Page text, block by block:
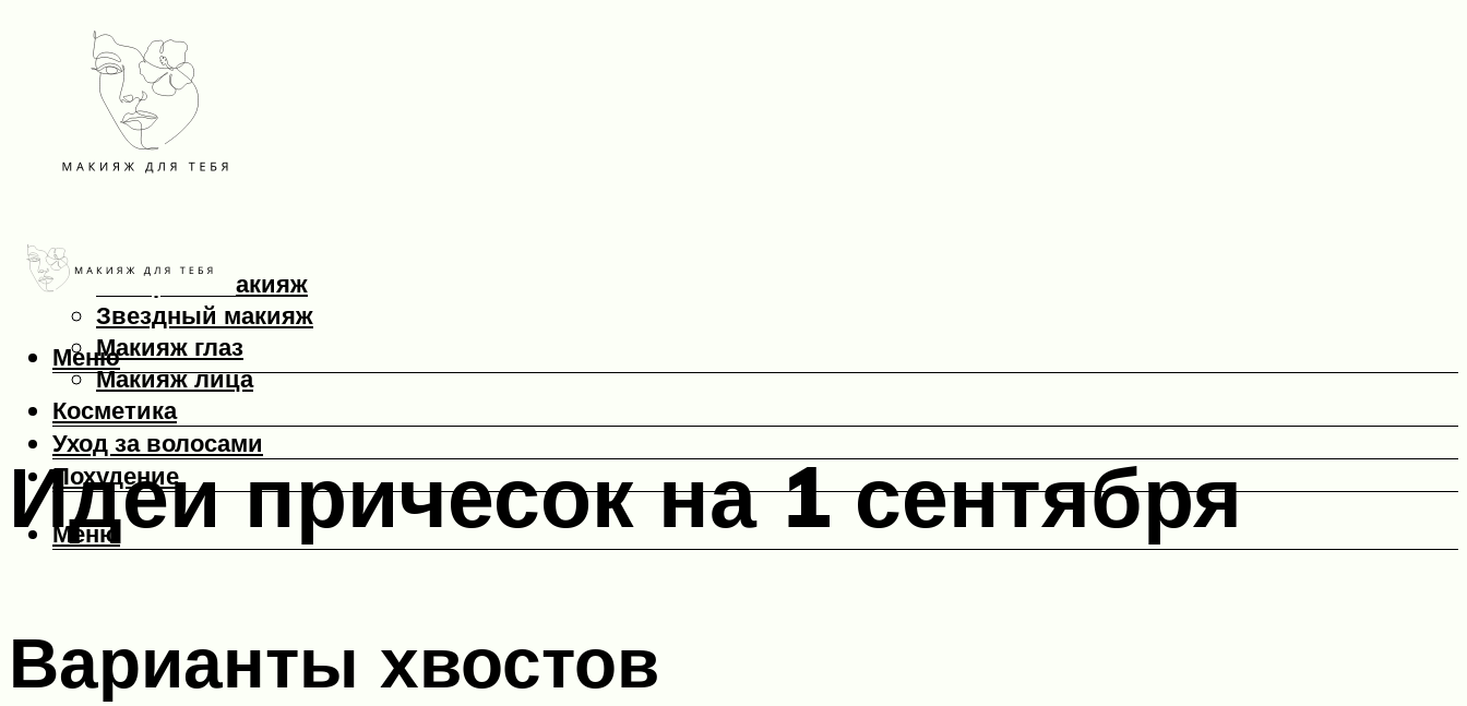
Макияж
Вечерний макияж
Звездный макияж
Макияж глаз
Макияж лица
Косметика
Уход за волосами
Похудение
Меню
Меню
Идеи причесок на 1 сентября
Варианты хвостов